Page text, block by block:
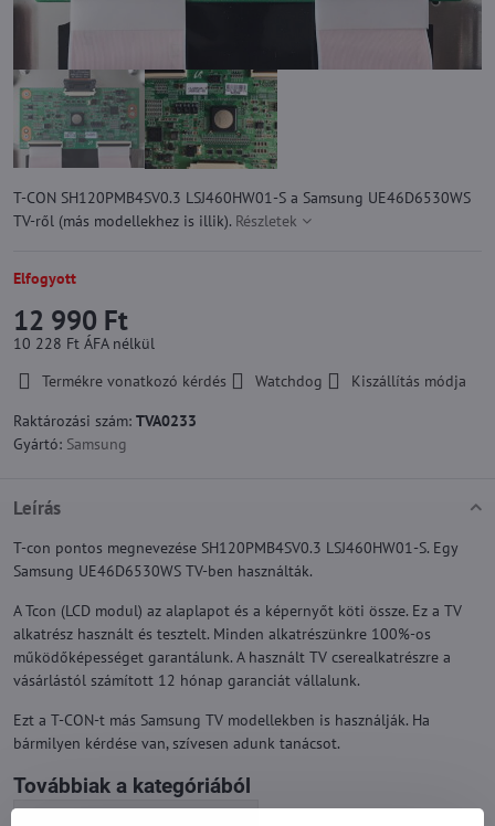
T-CON SH120PMB4SV0.3 LSJ460HW01-S a Samsung UE46D6530WS
TV-ről (más modellekhez is illik). Részletek
Elfogyott
12 990 Ft
10 228 Ft ÁFA nélkül
Termékre vonatkozó kérdés
Watchdog
Kiszállítás módja
Raktározási szám: TVA0233
Gyártó: Samsung
Leírás
T-con pontos megnevezése SH120PMB4SV0.3 LSJ460HW01-S. Egy
Samsung UE46D6530WS TV-ben használták.
A Tcon (LCD modul) az alaplapot és a képernyőt köti össze. Ez a TV
alkatrész használt és tesztelt. Minden alkatrészünkre 100%-os
működőképességet garantálunk. A használt TV cserealkatrészre a
vásárlástól számított 12 hónap garanciát vállalunk.
Ezt a T-CON-t más Samsung TV modellekben is használják. Ha
bármilyen kérdése van, szívesen adunk tanácsot.
Továbbiak a kategóriából